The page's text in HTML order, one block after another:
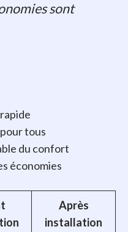
sont
tous
du confort
économies
Après
installation